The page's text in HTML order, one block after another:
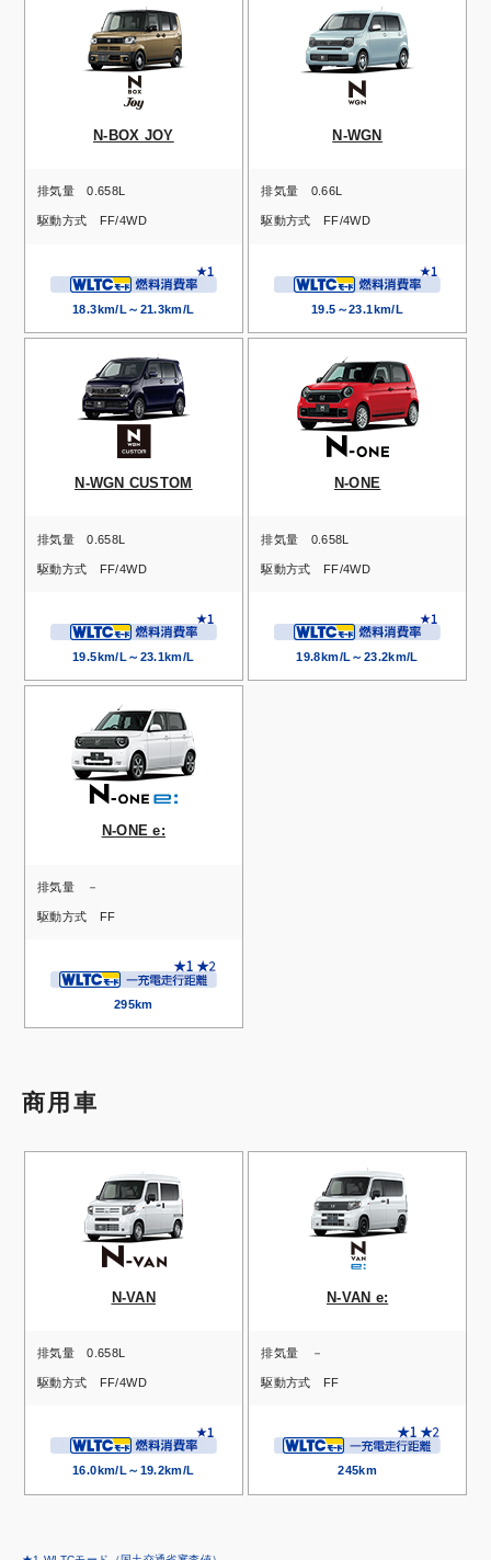
N-BOX JOY
排気量 0.658L
駆動方式 FF/4WD
18.3km/L～21.3km/L
N-WGN
排気量 0.66L
駆動方式 FF/4WD
19.5～23.1km/L
N-WGN CUSTOM
排気量 0.658L
駆動方式 FF/4WD
19.5km/L～23.1km/L
N-ONE
排気量 0.658L
駆動方式 FF/4WD
19.8km/L～23.2km/L
N-ONE e:
排気量 －
駆動方式 FF
295km
商用車
N-VAN
排気量 0.658L
駆動方式 FF/4WD
16.0km/L～19.2km/L
N-VAN e:
排気量 －
駆動方式 FF
245km